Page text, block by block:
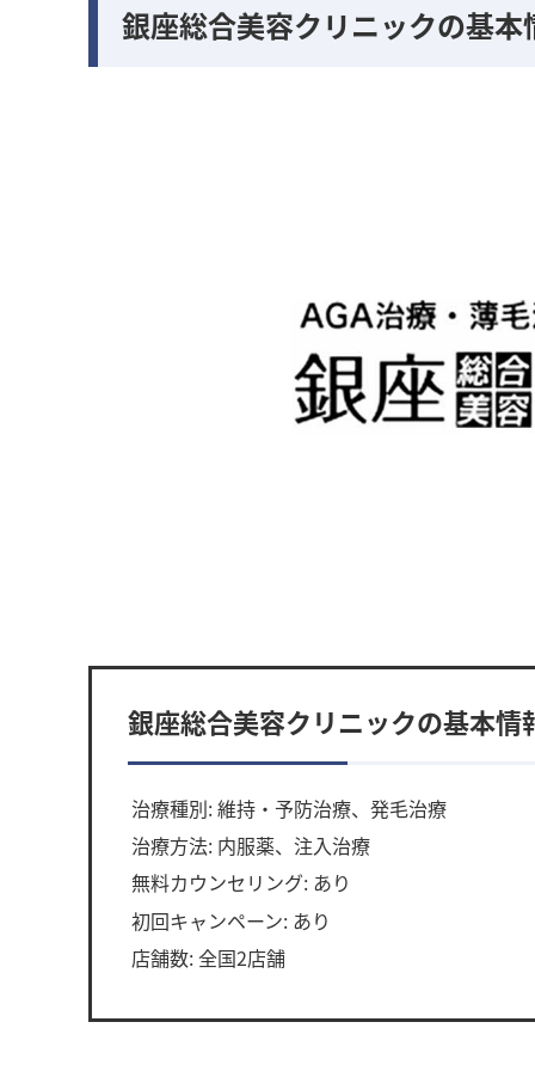
銀座総合美容クリニックの基本
銀座総合美容クリニックの基本情
治療種別: 維持・予防治療、発毛治療
治療方法: 内服薬、注入治療
無料カウンセリング: あり
初回キャンペーン: あり
店舗数: 全国2店舗